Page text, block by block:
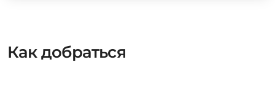
Как добраться